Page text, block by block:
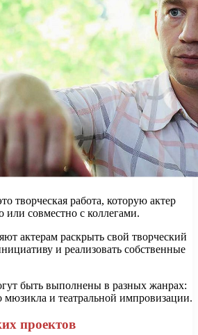
творческая работа, которую актер
или совместно с коллегами.
актерам раскрыть свой творческий
и реализовать собственные
быть выполнены в разных жанрах:
и театральной импровизации.
проектов